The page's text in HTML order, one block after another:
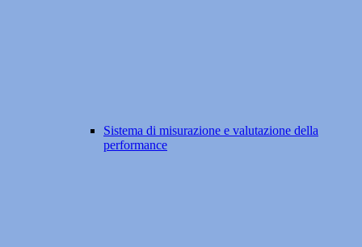
Sistema di misurazione e valutazione della
performance